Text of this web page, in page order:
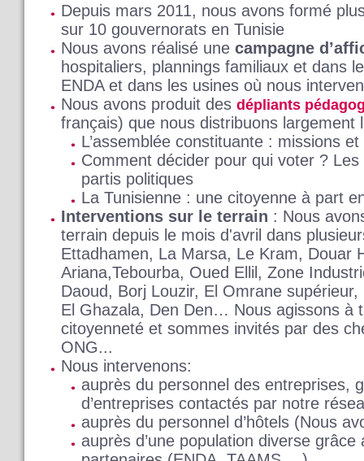
Depuis mars 2011, nous avons formé
sur 10 gouvernorats en Tunisie
Nous avons réalisé une campagne
hospitaliers, plannings familiaux et dans
ENDA et dans les usines où nous
Nous avons produit des dépliants
français) que nous distribuons largement
L’assemblée constituante : missions
Comment décider pour qui voter ?
partis politiques
La Tunisienne : une citoyenne à part
Interventions sur le terrain : Nous
terrain depuis le mois d'avril dans
Ettadhamen, La Marsa, Le Kram, Douar
Ariana,Tebourba, Oued Ellil, Zone
Daoud, Borj Louzir, El Omrane
El Ghazala, Den Den… Nous agissons à
citoyenneté et sommes invités par des
ONG...
Nous intervenons:
auprès du personnel des entreprises,
d’entreprises contactés par notre
auprès du personnel d’hôtels (Nous
auprès d’une population diverse